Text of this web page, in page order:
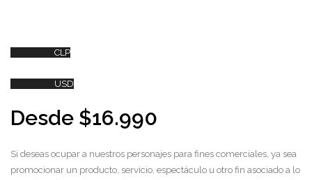
CLP
USD
Desde $16.990
Si deseas ocupar a nuestros personajes para fines comerciales, ya sea
promocionar un producto, servicio, espectáculo u otro fin asociado a lo